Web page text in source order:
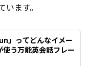
ます。
」ってどんなイメー
使う万能英会話フレー